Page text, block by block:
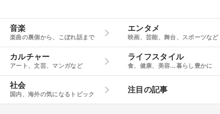
音楽
楽曲の裏側から、こぼれ話まで
エンタメ
映画、芸能、舞台、スポーツなど
カルチャー
アート、文芸、マンガなど
ライフスタイル
食、健康、美容…暮らし豊かに
社会
国内、海外の気になるトピック
注目の記事